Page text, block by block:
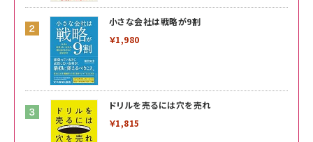
小さな会社は戦略が9割
￥1,980
ドリルを売るには穴を売れ
￥1,815